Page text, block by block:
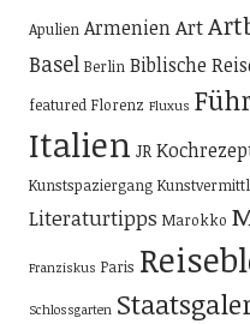
Apulien ArmenienArt
Basel Berlin Biblische
featured Florenz Fluxus
Italien JR
Kunstspaziergang
Literaturtipps Marokko
Franziskus Paris
Schlossgarten